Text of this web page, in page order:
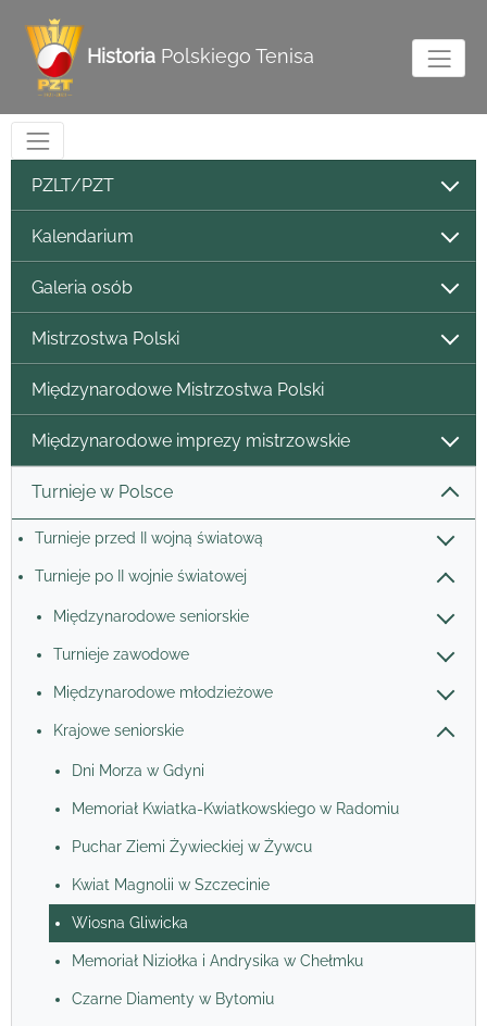
Historia Polskiego Tenisa
PZLT/PZT
Kalendarium
Galeria osób
Mistrzostwa Polski
Międzynarodowe Mistrzostwa Polski
Międzynarodowe imprezy mistrzowskie
Turnieje w Polsce
Turnieje przed II wojną światową
Turnieje po II wojnie światowej
Międzynarodowe seniorskie
Turnieje zawodowe
Międzynarodowe młodzieżowe
Krajowe seniorskie
Dni Morza w Gdyni
Memoriał Kwiatka-Kwiatkowskiego w Radomiu
Puchar Ziemi Żywieckiej w Żywcu
Kwiat Magnolii w Szczecinie
Wiosna Gliwicka
Memoriał Niziołka i Andrysika w Chełmku
Czarne Diamenty w Bytomiu